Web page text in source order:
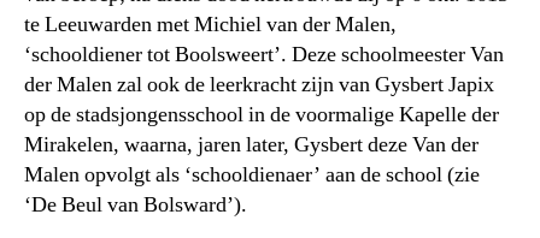
te Leeuwarden met Michiel van der Malen,
‘schooldiener tot Boolsweert’. Deze schoolmeester Van
der Malen zal ook de leerkracht zijn van Gysbert Japix
op de stadsjongensschool in de voormalige Kapelle der
Mirakelen, waarna, jaren later, Gysbert deze Van der
Malen opvolgt als ‘schooldienaer’ aan de school (zie
‘De Beul van Bolsward’).